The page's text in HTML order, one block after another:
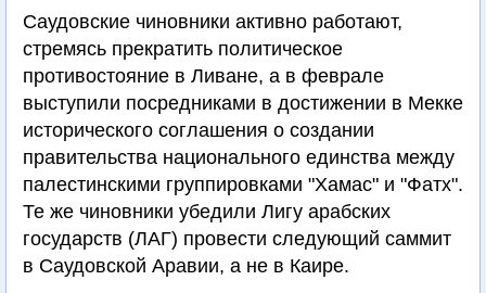
Саудовские чиновники активно работают,
стремясь прекратить политическое
противостояние в Ливане, а в феврале
выступили посредниками в достижении в Мекке
исторического соглашения о создании
правительства национального единства между
палестинскими группировками "Хамас" и "Фатх".
Те же чиновники убедили Лигу арабских
государств (ЛАГ) провести следующий саммит
в Саудовской Аравии, а не в Каире.